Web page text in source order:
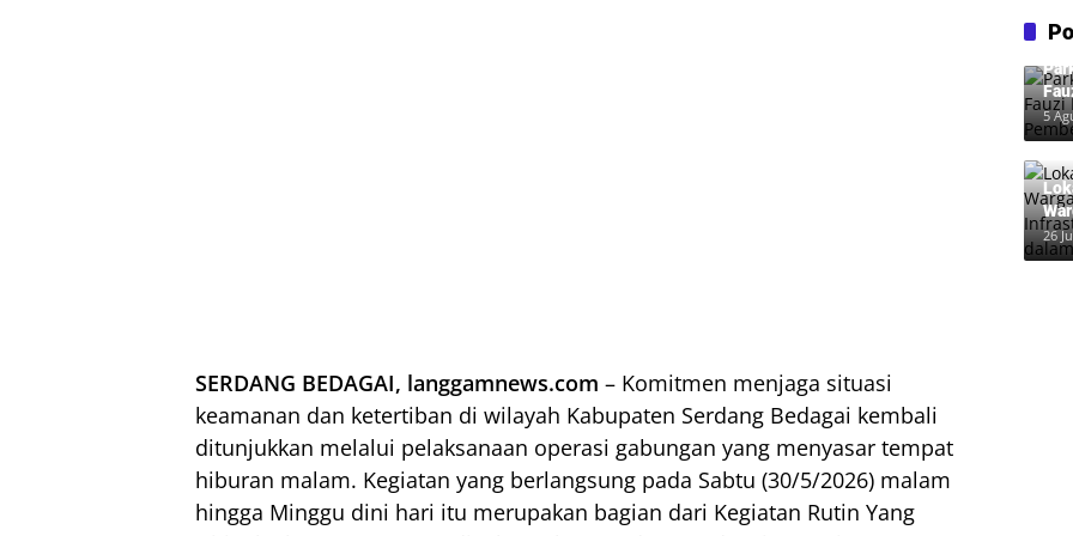
SERDANG BEDAGAI, langgamnews.com – Komitmen menjaga situasi
keamanan dan ketertiban di wilayah Kabupaten Serdang Bedagai kembali
ditunjukkan melalui pelaksanaan operasi gabungan yang menyasar tempat
hiburan malam. Kegiatan yang berlangsung pada Sabtu (30/5/2026) malam
hingga Minggu dini hari itu merupakan bagian dari Kegiatan Rutin Yang
5
26